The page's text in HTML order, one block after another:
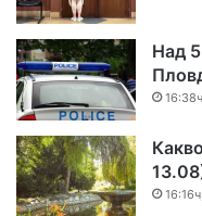
Над